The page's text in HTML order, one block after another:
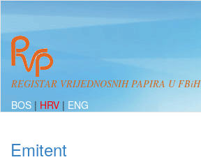
REGISTAR VRIJEDNOSNIH PAPIRA U FBiH
BOS | HRV | ENG
Emitent